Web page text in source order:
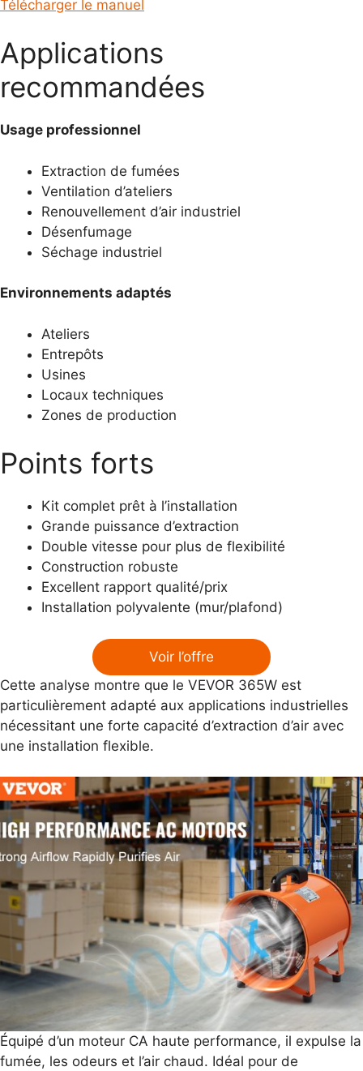
Télécharger le manuel
Applications
recommandées
Usage professionnel
Extraction de fumées
Ventilation d’ateliers
Renouvellement d’air industriel
Désenfumage
Séchage industriel
Environnements adaptés
Ateliers
Entrepôts
Usines
Locaux techniques
Zones de production
Points forts
Kit complet prêt à l’installation
Grande puissance d’extraction
Double vitesse pour plus de flexibilité
Construction robuste
Excellent rapport qualité/prix
Installation polyvalente (mur/plafond)
Voir l’offre
Cette analyse montre que le VEVOR 365W est
particulièrement adapté aux applications industrielles
nécessitant une forte capacité d’extraction d’air avec
une installation flexible.
Équipé d’un moteur CA haute performance, il expulse la
fumée, les odeurs et l’air chaud. Idéal pour de